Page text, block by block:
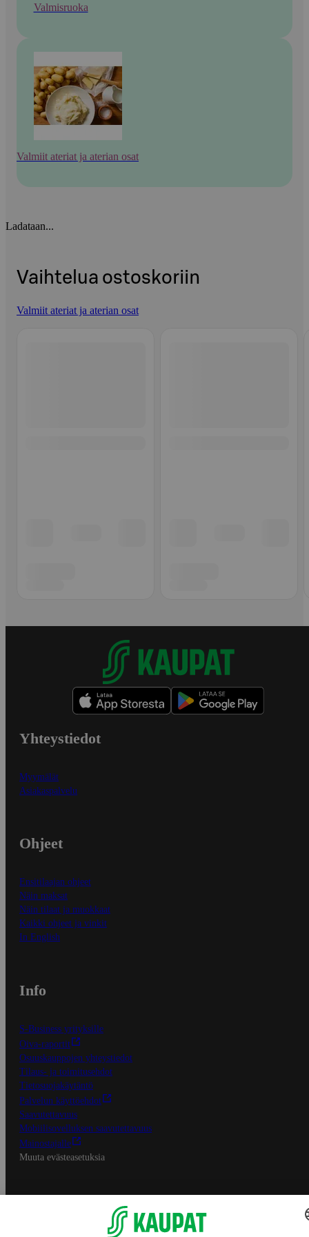
Valmisruoka
Valmiit ateriat ja aterian osat
Ladataan...
Vaihtelua ostoskoriin
Valmiit ateriat ja aterian osat
Yhteystiedot
Myymälät
Asiakaspalvelu
Ohjeet
Ensitilaajan ohjeet
Näin maksat
Näin tilaat ja muokkaat
Kaikki ohjeet ja vinkit
In English
Info
S-Business yrityksille
Oiva-raportit
Osuuskauppojen yhteystiedot
Tilaus- ja toimitusehdot
Tietosuojakäytäntö
Palvelun käyttöehdot
Saavutettavuus
Mobiilisovelluksen saavutettavuus
Mainostajalle
Muuta evästeasetuksia
S-ryhmän palvelut